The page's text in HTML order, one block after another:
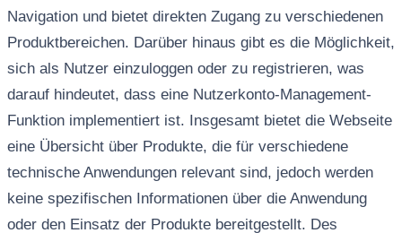
Navigation und bietet direkten Zugang zu verschiedenen
Produktbereichen. Darüber hinaus gibt es die Möglichkeit,
sich als Nutzer einzuloggen oder zu registrieren, was
darauf hindeutet, dass eine Nutzerkonto-Management-
Funktion implementiert ist. Insgesamt bietet die Webseite
eine Übersicht über Produkte, die für verschiedene
technische Anwendungen relevant sind, jedoch werden
keine spezifischen Informationen über die Anwendung
oder den Einsatz der Produkte bereitgestellt. Des